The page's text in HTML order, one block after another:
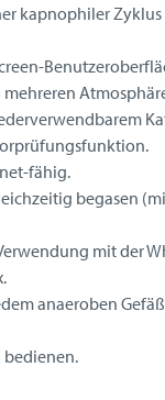
kapnophiler Zyklus
fähig.
begasen
mit der
anaeroben
bedienen.